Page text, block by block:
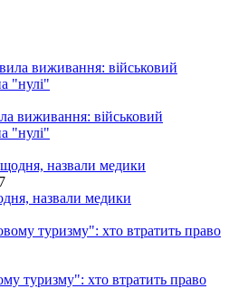
виживання: військовий
"нулі"
назвали медики
туризму": хто втратить право